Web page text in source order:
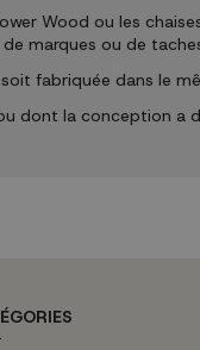
Wood ou les
marques ou de
fabriquée dans le
dont la conception a